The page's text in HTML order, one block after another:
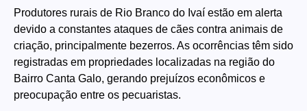
Produtores rurais de Rio Branco do Ivaí estão em alerta
devido a constantes ataques de cães contra animais de
criação, principalmente bezerros. As ocorrências têm sido
registradas em propriedades localizadas na região do
Bairro Canta Galo, gerando prejuízos econômicos e
preocupação entre os pecuaristas.